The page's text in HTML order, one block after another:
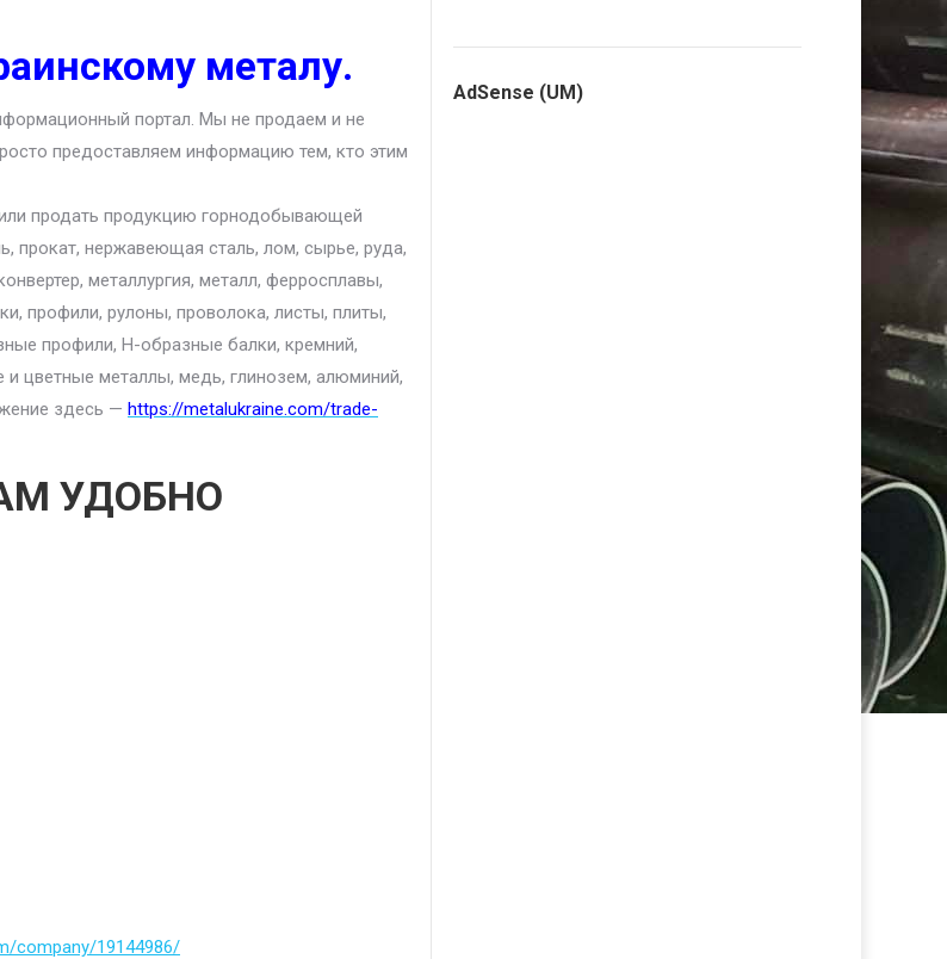
металу.
портал. Мы не продаем и не
предоставляем информацию тем, кто этим
или продать продукцию горнодобывающей
прокат, нержавеющая сталь, лом, сырье, руда,
металлургия, металл, ферросплавы,
профили, рулоны, проволока, листы, плиты,
профили, H-образные балки, кремний,
и цветные металлы, медь, глинозем, алюминий,
здесь — https://metalukraine.com/trade-
УДОБНО
company/19144986/
AdSense (UM)